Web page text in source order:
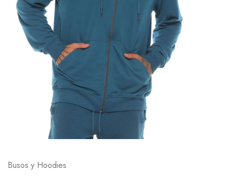
Busos y Hoodies